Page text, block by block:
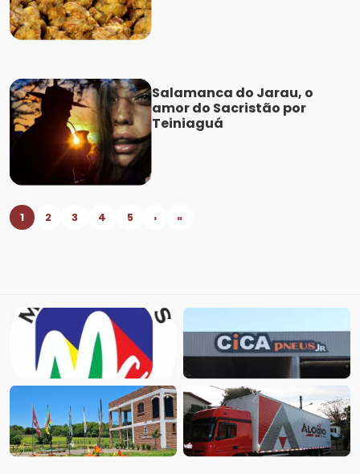
Salamanca do Jarau, o
amor do Sacristão por
Teiniaguá
1 2 3 4 5 › »